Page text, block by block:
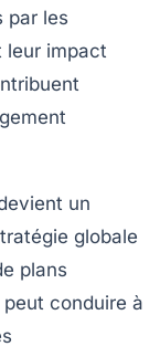
par les
leur impact
un
globale
plans
peut conduire à